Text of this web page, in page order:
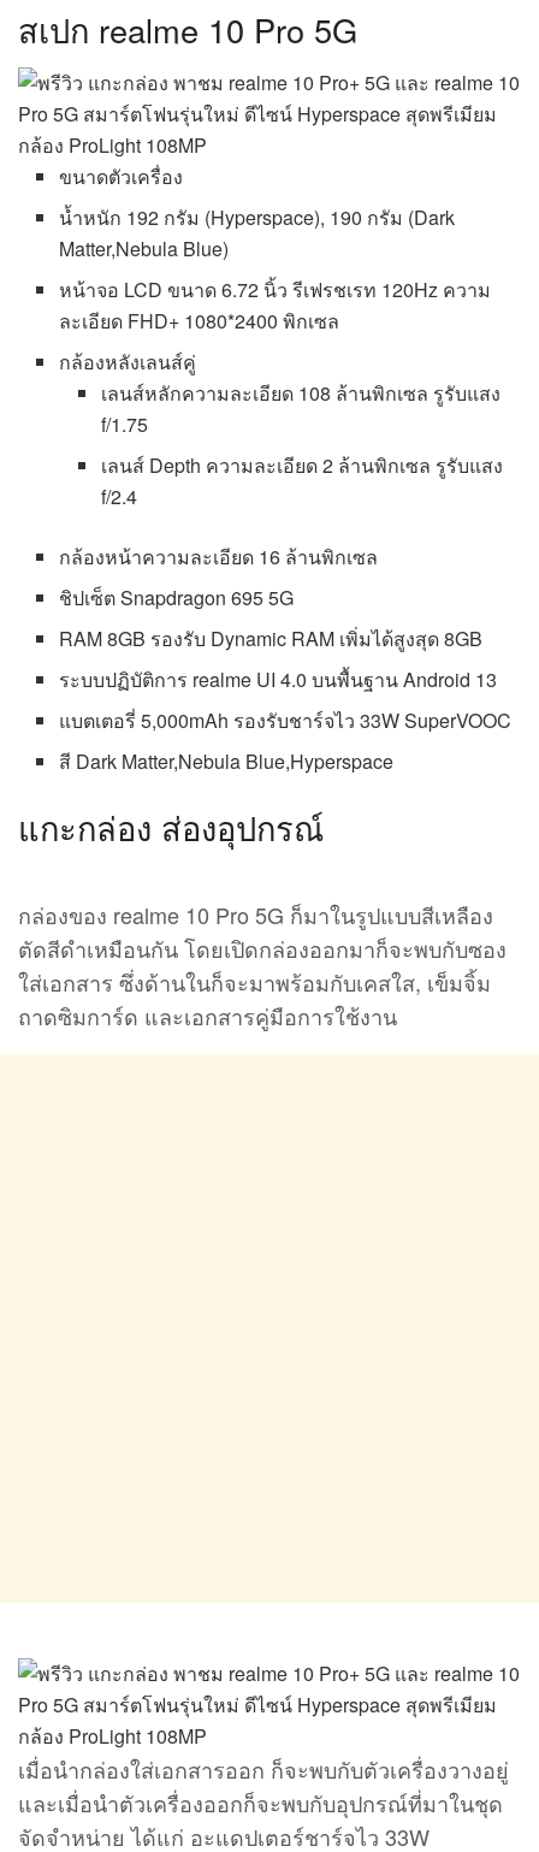
สเปก realme 10 Pro 5G
ขนาดตัวเครื่อง
น้ำหนัก 192 กรัม (Hyperspace), 190 กรัม (Dark
Matter,Nebula Blue)
หน้าจอ LCD ขนาด 6.72 นิ้ว รีเฟรชเรท 120Hz ความ
ละเอียด FHD+ 1080*2400 พิกเซล
กล้องหลังเลนส์คู่
เลนส์หลักความละเอียด 108 ล้านพิกเซล รูรับแสง
f/1.75
เลนส์ Depth ความละเอียด 2 ล้านพิกเซล รูรับแสง
f/2.4
กล้องหน้าความละเอียด 16 ล้านพิกเซล
ชิปเซ็ต Snapdragon 695 5G
RAM 8GB รองรับ Dynamic RAM เพิ่มได้สูงสุด 8GB
ระบบปฏิบัติการ realme UI 4.0 บนพื้นฐาน Android 13
แบตเตอรี่ 5,000mAh รองรับชาร์จไว 33W SuperVOOC
สี Dark Matter,Nebula Blue,Hyperspace
แกะกล่อง ส่องอุปกรณ์
กล่องของ realme 10 Pro 5G ก็มาในรูปแบบสีเหลือง
ตัดสีดำเหมือนกัน โดยเปิดกล่องออกมาก็จะพบกับซอง
ใส่เอกสาร ซึ่งด้านในก็จะมาพร้อมกับเคสใส, เข็มจิ้ม
ถาดซิมการ์ด และเอกสารคู่มือการใช้งาน
เมื่อนำกล่องใส่เอกสารออก ก็จะพบกับตัวเครื่องวางอยู่
และเมื่อนำตัวเครื่องออกก็จะพบกับอุปกรณ์ที่มาในชุด
จัดจำหน่าย ได้แก่ อะแดปเตอร์ชาร์จไว 33W